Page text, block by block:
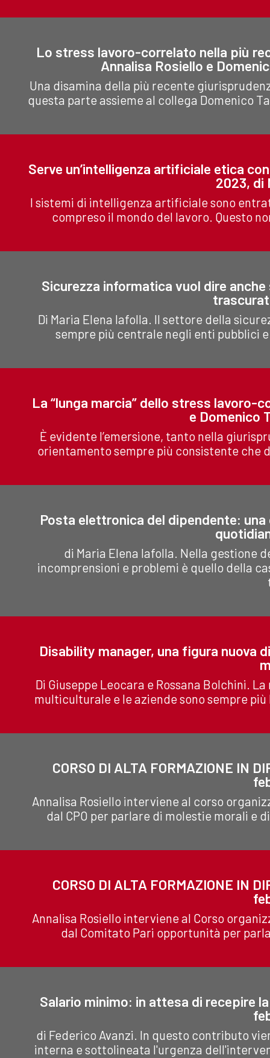
Lo stress lavoro-correlato nella più
Annalisa Rosiello e
Una disamina della più recente
questa parte assieme al collega Domenico
Serve un’intelligenza artificiale etica
2023, di
I sistemi di intelligenza artificiale sono
compreso il mondo del lavoro. Questo
Sicurezza informatica vuol dire
Di Maria Elena Iafolla. Il settore della
sempre più centrale negli enti pubblici
La “lunga marcia” dello stress lavoro-
e Domenico
È evidente l’emersione, tanto nella
orientamento sempre più consistente
Posta elettronica del dipendente:
di Maria Elena Iafolla. Nella gestione
incomprensioni e problemi è quello della
Disability manager, una figura nuova
Di Giuseppe Leocara e Rossana Bolchini.
multiculturale e le aziende sono sempre
CORSO DI ALTA FORMAZIONE IN
Annalisa Rosiello interviene al corso
dal CPO per parlare di molestie morali e
CORSO DI ALTA FORMAZIONE IN
Annalisa Rosiello interviene al Corso
dal Comitato Pari opportunità per
Salario minimo: in attesa di recepire
di Federico Avanzi. In questo contributo
interna e sottolineata l'urgenza